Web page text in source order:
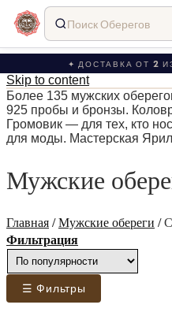
✦ ДОСТАВКА ОТ 2
Skip to content
Более 135 мужских
925 пробы и бронзы.
Громовик — для тех, кто
для моды. Мастерская
Мужские
Главная/Мужские обереги /
Фильтрация
☰ Фильтры
Поиск Оберегов